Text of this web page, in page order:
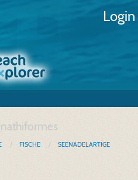
Login
FISCHE SEENADELARTIGE